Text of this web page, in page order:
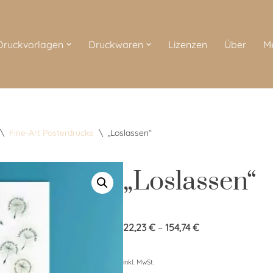
Druckwaren Lizenzen Über
\ Fine-Art Posterdrucke \ „Loslassen“
„Loslassen“
22,23 €– 154,74€
inkl. MwSt.